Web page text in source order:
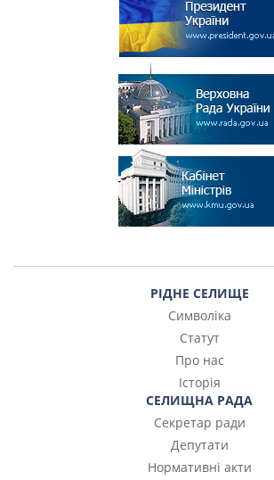
РІДНЕ СЕЛИЩЕ
Символіка
Статут
Про нас
Історія
СЕЛИЩНА РАДА
Секретар ради
Депутати
Нормативні акти